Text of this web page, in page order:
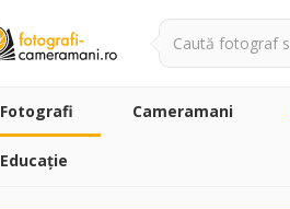
Fotografi Cameramani
Educație